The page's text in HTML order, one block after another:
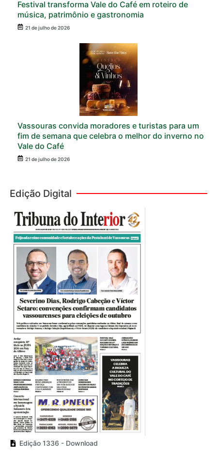
Festival transforma Vale do Café em roteiro de
música, patrimônio e gastronomia
21 de julho de 2026
Vassouras convida moradores e turistas para um
fim de semana que celebra o melhor do inverno no
Vale do Café
21 de julho de 2026
Edição Digital
Edição 1336 - Download